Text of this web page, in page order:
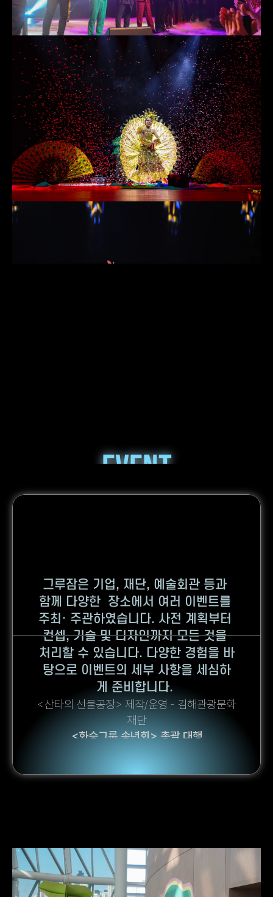
Event
Hosting
그루잠은 기업, 재단, 예술회관 등과
함께 다양한  장소에서 여러 이벤트를
주최· 주관하였습니다. 사전 계획부터
컨셉, 기술 및 디자인까지 모든 것을
처리할 수 있습니다. 다양한 경험을 바
탕으로 이벤트의 세부 사항을 세심하
게 준비합니다.
<산타의 선물공장> 제작/운영 - 김해관광문화
재단
<화승그룹 송년회> 총괄 대행
<금정아트스테이션999> 기획/운영 - 금정문